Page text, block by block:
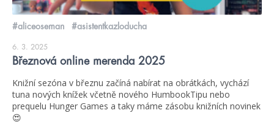
#aliceoseman #asistentkazloducha
6. 3. 2025
Březnová online merenda 2025
Knižní sezóna v březnu začíná nabírat na obrátkách, vychází
tuna nových knížek včetně nového HumbookTipu nebo
prequelu Hunger Games a taky máme zásobu knižních novinek
😍